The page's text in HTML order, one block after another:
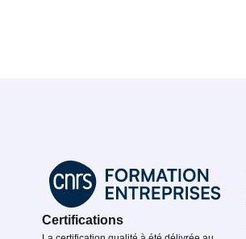
Certifications